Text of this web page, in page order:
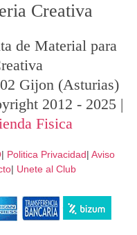
Creativa
de Material para
Gijon (Asturias)
2012 - 2025 |
Fisica
| Politica Privacidad| Aviso
| Unete al Club